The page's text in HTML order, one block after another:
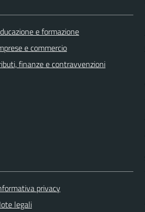
e formazione
e commercio
finanze e contravvenzioni
privacy
legali